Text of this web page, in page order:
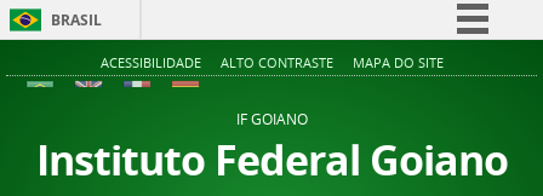
BRASIL
Simplifique!
Acesso à informação
ACESSIBILIDADE ALTO CONTRASTE MAPA DO SITE
IF GOIANO
Instituto Federal Goiano